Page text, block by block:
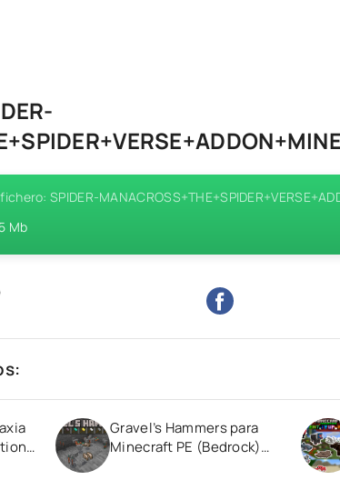
SPIDER-
Mb
Gravel’s Hammers para
Minecraft PE (Bedrock)